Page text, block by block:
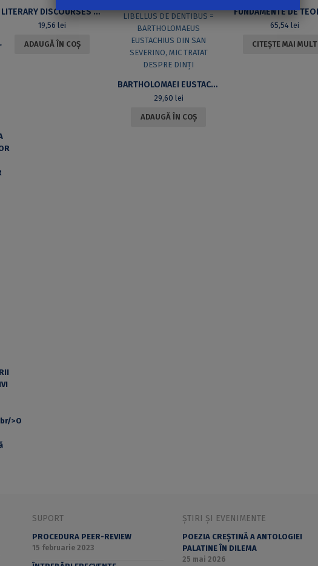
LITERARY DISCOURSES OF THE NEW PHYSICS
19,56lei
ADAUGĂ ÎN COȘ
BARTHOLOMAEI EUSTACHII SANCTOSEVERINATIS LIBELLUS DE DENTIBUS = BARTHOLOMAEUS EUSTACHIUS DIN SAN SEVERINO, MIC TRATAT DESPRE DINŢI
29,60 lei
ADAUGĂ ÎN COȘ
65,54 lei
CITEȘTE MAI MULT
SUPORT
PROCEDURA PEER-REVIEW
15 februarie 2023
ȘTIRI ȘI EVENIMENTE
POEZIA CREȘTINĂ A ANTOLOGIEI
PALATINE ÎN DILEMA
25 mai 2026